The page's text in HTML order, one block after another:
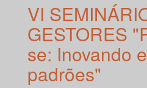
VI
GESTORES
se: Inovando
padrões"